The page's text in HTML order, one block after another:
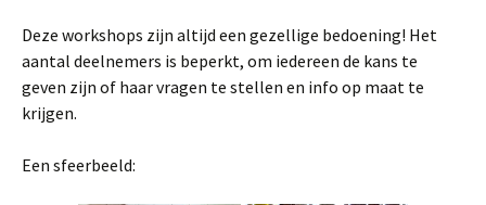
Deze workshops zijn altijd een gezellige bedoening! Het
aantal deelnemers is beperkt, om iedereen de kans te
geven zijn of haar vragen te stellen en info op maat te
krijgen.
Een sfeerbeeld: